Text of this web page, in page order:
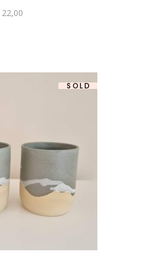
22,00
SOLD